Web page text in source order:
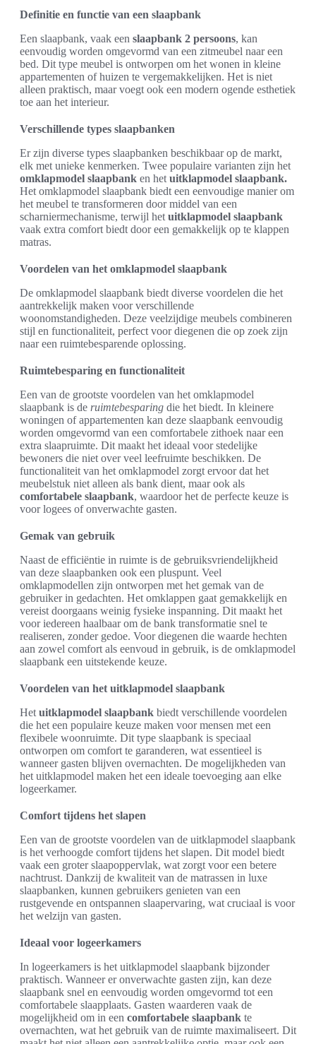
Definitie en functie van een slaapbank
Een slaapbank, vaak een slaapbank 2 persoons, kan
eenvoudig worden omgevormd van een zitmeubel naar een
bed. Dit type meubel is ontworpen om het wonen in kleine
appartementen of huizen te vergemakkelijken. Het is niet
alleen praktisch, maar voegt ook een modern ogende esthetiek
toe aan het interieur.
Verschillende types slaapbanken
Er zijn diverse types slaapbanken beschikbaar op de markt,
elk met unieke kenmerken. Twee populaire varianten zijn het
omklapmodel slaapbank en het uitklapmodel slaapbank.
Het omklapmodel slaapbank biedt een eenvoudige manier om
het meubel te transformeren door middel van een
scharniermechanisme, terwijl het uitklapmodel slaapbank
vaak extra comfort biedt door een gemakkelijk op te klappen
matras.
Voordelen van het omklapmodel slaapbank
De omklapmodel slaapbank biedt diverse voordelen die het
aantrekkelijk maken voor verschillende
woonomstandigheden. Deze veelzijdige meubels combineren
stijl en functionaliteit, perfect voor diegenen die op zoek zijn
naar een ruimtebesparende oplossing.
Ruimtebesparing en functionaliteit
Een van de grootste voordelen van het omklapmodel
slaapbank is de ruimtebesparing die het biedt. In kleinere
woningen of appartementen kan deze slaapbank eenvoudig
worden omgevormd van een comfortabele zithoek naar een
extra slaapruimte. Dit maakt het ideaal voor stedelijke
bewoners die niet over veel leefruimte beschikken. De
functionaliteit van het omklapmodel zorgt ervoor dat het
meubelstuk niet alleen als bank dient, maar ook als
comfortabele slaapbank, waardoor het de perfecte keuze is
voor logees of onverwachte gasten.
Gemak van gebruik
Naast de efficiëntie in ruimte is de gebruiksvriendelijkheid
van deze slaapbanken ook een pluspunt. Veel
omklapmodellen zijn ontworpen met het gemak van de
gebruiker in gedachten. Het omklappen gaat gemakkelijk en
vereist doorgaans weinig fysieke inspanning. Dit maakt het
voor iedereen haalbaar om de bank transformatie snel te
realiseren, zonder gedoe. Voor diegenen die waarde hechten
aan zowel comfort als eenvoud in gebruik, is de omklapmodel
slaapbank een uitstekende keuze.
Voordelen van het uitklapmodel slaapbank
Het uitklapmodel slaapbank biedt verschillende voordelen
die het een populaire keuze maken voor mensen met een
flexibele woonruimte. Dit type slaapbank is speciaal
ontworpen om comfort te garanderen, wat essentieel is
wanneer gasten blijven overnachten. De mogelijkheden van
het uitklapmodel maken het een ideale toevoeging aan elke
logeerkamer.
Comfort tijdens het slapen
Een van de grootste voordelen van de uitklapmodel slaapbank
is het verhoogde comfort tijdens het slapen. Dit model biedt
vaak een groter slaapoppervlak, wat zorgt voor een betere
nachtrust. Dankzij de kwaliteit van de matrassen in luxe
slaapbanken, kunnen gebruikers genieten van een
rustgevende en ontspannen slaapervaring, wat cruciaal is voor
het welzijn van gasten.
Ideaal voor logeerkamers
In logeerkamers is het uitklapmodel slaapbank bijzonder
praktisch. Wanneer er onverwachte gasten zijn, kan deze
slaapbank snel en eenvoudig worden omgevormd tot een
comfortabele slaapplaats. Gasten waarderen vaak de
mogelijkheid om in een comfortabele slaapbank te
overnachten, wat het gebruik van de ruimte maximaliseert. Dit